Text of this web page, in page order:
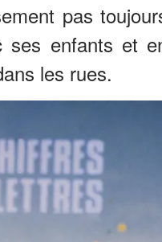
pas
ses enfants et
les rues.